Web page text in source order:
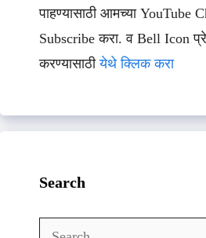
पाहण्यासाठी आमच्या YouTube
Subscribe करा. व Bell Icon
करण्यासाठीयेथे क्लिक करा
Search
Search